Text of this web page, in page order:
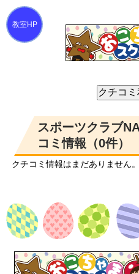
スポーツクラブ
コミ情報（0件）
クチコミ情報はまだありません。